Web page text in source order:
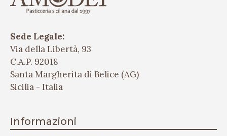
Sede Legale:
Via della Libertà, 93
C.A.P. 92018
Santa Margherita di Belice (AG)
Sicilia - Italia
Informazioni